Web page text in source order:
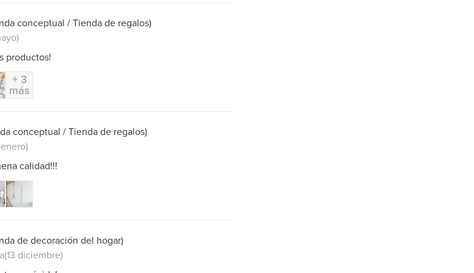
conceptual / Tienda de regalos)
productos!
+ 3
más
conceptual / Tienda de regalos)
calidad!!!
de decoración del hogar)
(13 diciembre)